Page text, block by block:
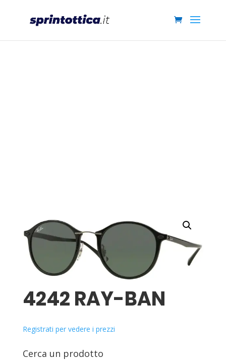
4242 RAY-BAN
Registrati per vedere i prezzi
Cerca un prodotto